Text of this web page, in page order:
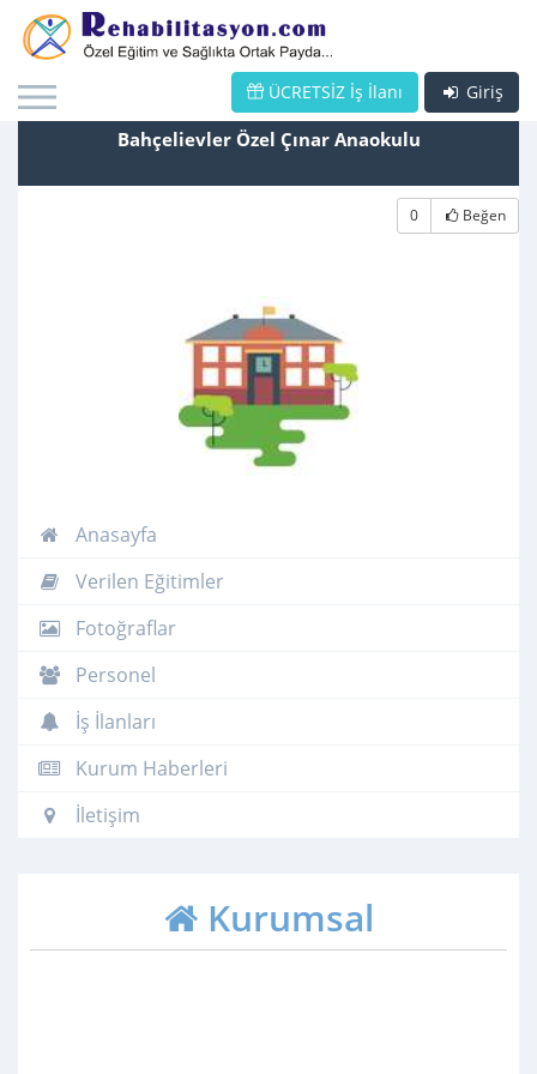
Giriş
ÜCRETSİZ İş İlanı
Bahçelievler Özel Çınar Anaokulu
0 Beğen
Anasayfa
Verilen Eğitimler
Fotoğraflar
Personel
İş İlanları
Kurum Haberleri
İletişim
Kurumsal